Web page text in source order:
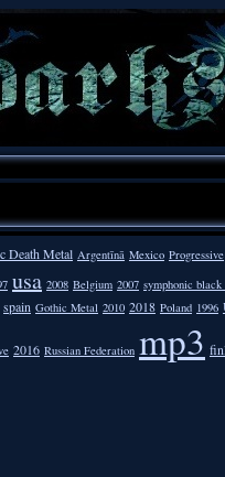
Death Metal Argentīnā Mexico Progressive
usa 2008 Belgium 2007 symphonic
spain Gothic Metal 2010 2018 Poland 1996
2016 Russian Federation mp3